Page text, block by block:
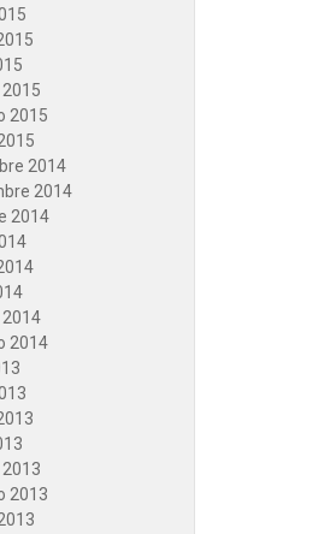
2015
2014
2014
2014
2014
2013